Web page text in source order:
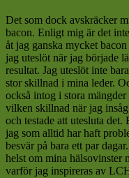
Det som dock avskräcker
bacon. Enligt mig är det
åt jag ganska mycket
jag uteslöt när jag började
resultat. Jag uteslöt inte
stor skillnad i mina leder.
också intog i stora
vilken skillnad när jag
och testade att utesluta
jag som alltid har haft
besvär på bara ett par
helst om mina hälsovinster
varför jag inspireras av